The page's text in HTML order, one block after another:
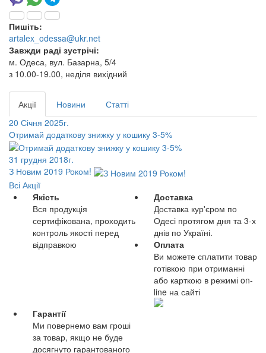
Пишіть:
artalex_odessa@ukr.net
Завжди раді зустрічі:
м. Одеса, вул. Базарна, 5/4
з 10.00-19.00, неділя вихідний
Акції Новини
Статті
20 Січня 2025г.
Отримай додаткову знижку у кошику 3-5%
31 грудня 2018г.
З Новим 2019 Роком!
Всі Акції
Якість
Вся продукція
сертифікована, проходить
контроль якості перед
відправкою
Доставка
Доставка кур'єром по
Одесі протягом дня та 3-х
днів по Україні.
Оплата
Ви можете сплатити товар
готівкою при отриманні
або карткою в режимі on-
line на сайті
Гарантії
Ми повернемо вам гроші
за товар, якщо не буде
досягнуто гарантованого